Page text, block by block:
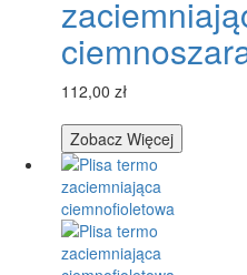
112,00 zł
Zobacz Więcej